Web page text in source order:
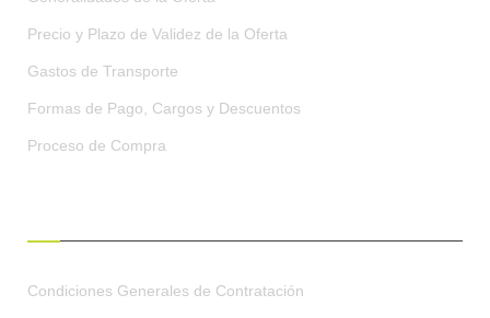
Precio y Plazo de Validez de la Oferta
Gastos de Transporte
Formas de Pago, Cargos y Descuentos
Proceso de Compra
Condiciones Generales de Contratación